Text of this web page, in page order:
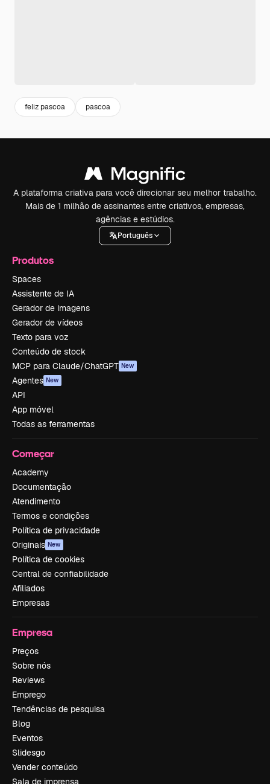
feliz pascoa pascoa
A plataforma criativa para você direcionar seu melhor trabalho.
Mais de 1 milhão de assinantes entre criativos, empresas,
agências e estúdios.
Português
Produtos
Spaces
Assistente de IA
Gerador de imagens
Gerador de vídeos
Texto para voz
Conteúdo de stock
MCP para Claude/ChatGPT New
Agentes New
API
App móvel
Todas as ferramentas
Começar
Academy
Documentação
Atendimento
Termos e condições
Política de privacidade
Originais New
Política de cookies
Central de confiabilidade
Afiliados
Empresas
Empresa
Preços
Sobre nós
Reviews
Emprego
Tendências de pesquisa
Blog
Eventos
Slidesgo
Vender conteúdo
Sala de imprensa